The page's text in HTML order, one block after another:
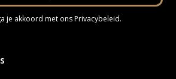
je akkoord met onsPrivacybeleid.